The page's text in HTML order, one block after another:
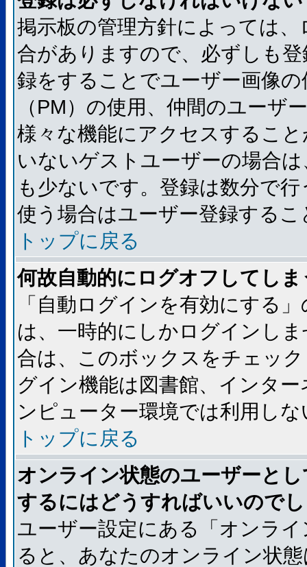
掲示板の管理方針によっては
合がありますので、必ずしも
録をすることでユーザー画像
（PM）の使用、仲間のユーザ
様々な機能にアクセスするこ
いないゲストユーザーの場合
も少ないです。登録は数分で
使う場合はユーザー登録する
トップに戻る
何故自動的にログオフしてし
「自動ログインを有効にする
は、一時的にしかログインし
合は、このボックスをチェッ
グイン機能は図書館、インタ
ンピューター環境では利用し
トップに戻る
オンライン状態のユーザーと
するにはどうすればいいので
ユーザー設定にある「オンラ
ると、あなたのオンライン状